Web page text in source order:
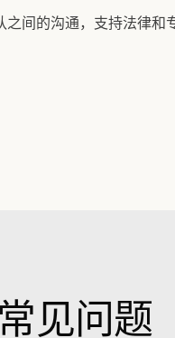
间的沟通，支持法律和
常见问题